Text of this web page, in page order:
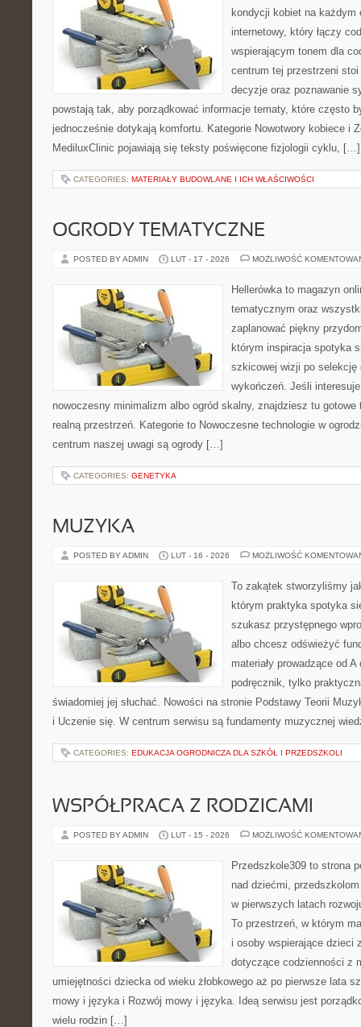
kondycji kobiet na każdym
internetowy, który łączy
wspierającym tonem dla
centrum tej przestrzeni
decyzje oraz poznawanie
powstają tak, aby porządkować informacje tematy, które często
jednocześnie dotykają komfortu. Kategorie Nowotwory kobiece i
MediluxClinic pojawiają się teksty poświęcone fizjologii cyklu, […]
CATEGORIES: MATERIAŁY BUDOWLANE I ICH WŁAŚCIWOŚCI
OGRODY TEMATYCZNE
POSTED BY ADMIN LUT - 17 - 2026 MOŻLIWOŚĆ
Hellerówka to magazyn
tematycznym oraz
zaplanować piękny
którym inspiracja spotyka
szkicowej wizji po selekcję
wykończeń. Jeśli
nowoczesny minimalizm albo ogród skalny, znajdziesz tu gotowe
realną przestrzeń. Kategorie to Nowoczesne technologie w
centrum naszej uwagi są ogrody […]
CATEGORIES: GENETYKA
MUZYKA
POSTED BY ADMIN LUT - 16 - 2026 MOŻLIWOŚĆ
To zakątek stworzyliśmy
którym praktyka spotyka
szukasz przystępnego
albo chcesz odświeżyć
materiały prowadzące od
podręcznik, tylko
świadomiej jej słuchać. Nowości na stronie Podstawy Teorii
i Uczenie się. W centrum serwisu są fundamenty muzycznej
CATEGORIES: EDUKACJA OGRODNICZA DLA SZKÓŁ I PRZEDSZKOLI
WSPÓŁPRACA Z RODZICAMI
POSTED BY ADMIN LUT - 15 - 2026 MOŻLIWOŚĆ
Przedszkole309 to strona
nad dziećmi,
w pierwszych latach
To przestrzeń, w którym
i osoby wspierające dzieci
dotyczące codzienności z
umiejętności dziecka od wieku żłobkowego aż po pierwsze lata
mowy i języka i Rozwój mowy i języka. Ideą serwisu jest
wielu rodzin […]